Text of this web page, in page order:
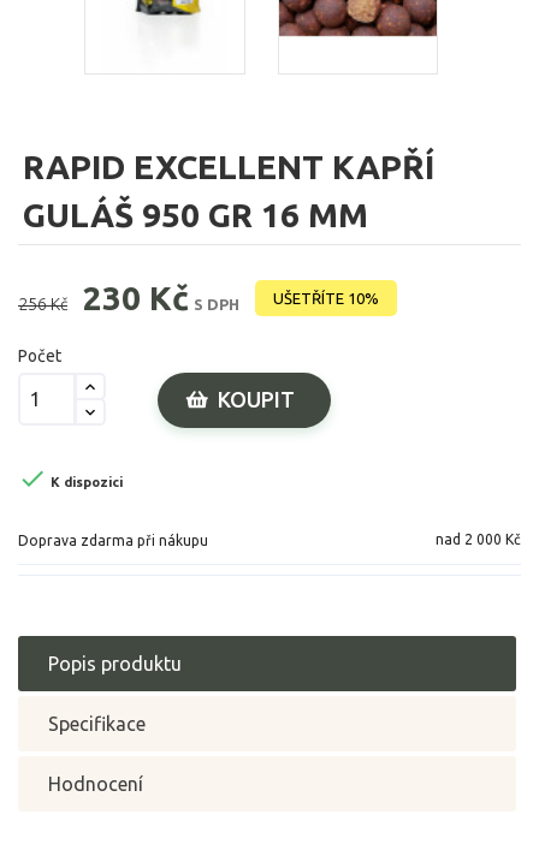
RAPID EXCELLENT KAPŘÍ
GULÁŠ 950 GR 16 MM
256 Kč 230 Kč S DPH UŠETŘÍTE 10%
Počet
KOUPIT
 K dispozici
Doprava zdarma při nákupu nad 2 000 Kč
Popis produktu
Specifikace
Hodnocení